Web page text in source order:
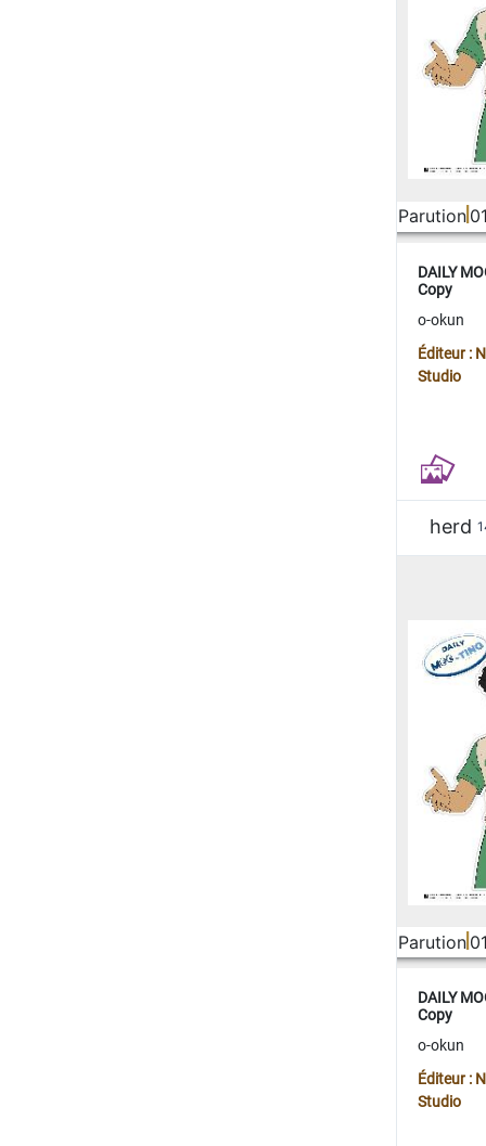
Parution
DAILY
Copy
o-okun
Éditeur :
Studio
herd
Parution
DAILY
Copy
o-okun
Éditeur :
Studio